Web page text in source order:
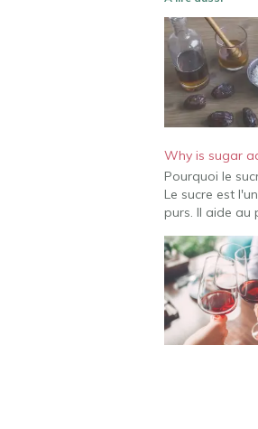
Why is sugar
Pourquoi le
Le sucre est
purs. Il aide au